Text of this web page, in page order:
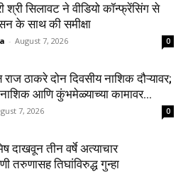
श्री सिलावट ने वीडियो कॉन्फ्रेंसिंग से
के साथ की समीक्षा
- August 7, 2026 0
ठाकरे दोन दिवसीय नाशिक दौऱ्यावर;
आणि कुंभमेळ्याच्या कामावर...
7, 2026 0
दाखवून तीन वर्षे अत्याचार
तरुणासह तिघांविरुद्ध गुन्हा